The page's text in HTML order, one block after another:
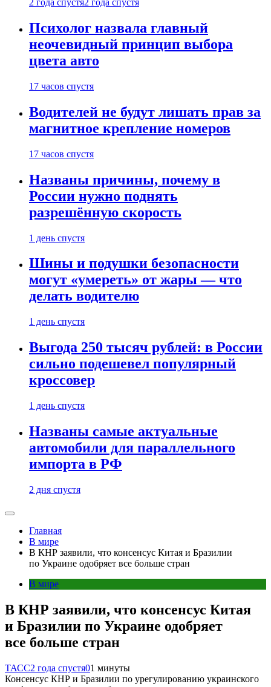
2 года спустя2 года спустя
Психолог назвала главный
неочевидный принцип выбора
цвета авто
17 часов спустя
Водителей не будут лишать прав за
магнитное крепление номеров
17 часов спустя
Названы причины, почему в
России нужно поднять
разрешённую скорость
1 день спустя
Шины и подушки безопасности
могут «умереть» от жары — что
делать водителю
1 день спустя
Выгода 250 тысяч рублей: в России
сильно подешевел популярный
кроссовер
1 день спустя
Названы самые актуальные
автомобили для параллельного
импорта в РФ
2 дня спустя
Главная
В мире
В КНР заявили, что консенсус Китая и Бразилии
по Украине одобряет все больше стран
В мире
В КНР заявили, что консенсус Китая
и Бразилии по Украине одобряет
все больше стран
ТАСС2 года спустя01 минуты
Консенсус КНР и Бразилии по урегулированию украинского